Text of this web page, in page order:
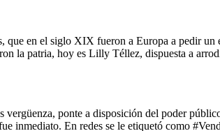
que en el siglo XIX fueron a Europa a pedir
la patria, hoy es Lilly Téllez, dispuesta a
ponte a disposición del poder
inmediato. En redes se le etiquetó como